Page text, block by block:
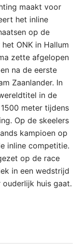
maakt voor
het inline
op de
ONK in Hallum
zette afgelopen
na de eerste
Zaanlander. In
in de
meter tijdens
Op de skeelers
kampioen op
inline competitie.
op de race
in een wedstrijd
huis gaat.